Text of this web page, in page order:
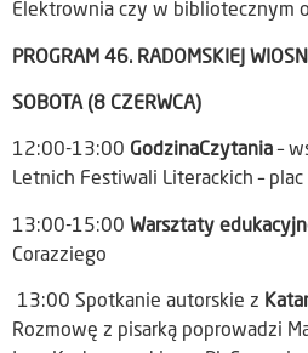
Elektrownia czy w bibliotecznym
PROGRAM 46. RADOMSKIEJ
SOBOTA (8 CZERWCA)
12:00-13:00 GodzinaCzytania–
Letnich Festiwali Literackich – plac
13:00-15:00 Warsztaty
Corazziego
13:00 Spotkanie autorskie z
Rozmowę z pisarką poprowadzi